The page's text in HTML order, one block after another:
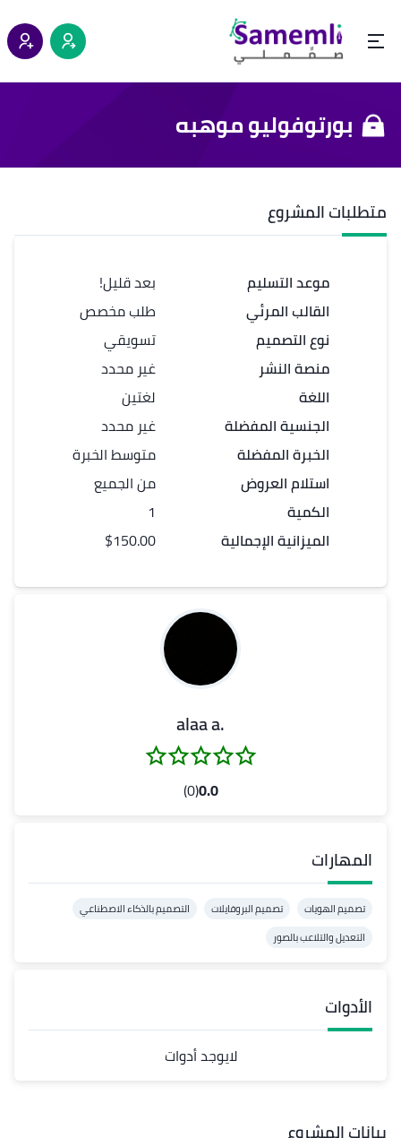
بورتوفوليو موهبه
متطلبات المشروع
موعد التسليم
القالب المرئي
نوع التصميم
منصة النشر
اللغة
الجنسية المفضلة
الخبرة المفضلة
استلام العروض
الكمية
الميزانية الإجمالية
بعد قليل!
طلب مخصص
تسويقي
غير محدد
لغتين
غير محدد
متوسط الخبرة
من الجميع
1
$150.00
.alaa a
0.0
(0)
المهارات
تصميم الهويات تصميم البروفايلات
التصميم بالذكاء الاصطناعي
التعديل والتلاعب بالصور
الأدوات
لايوجد أدوات